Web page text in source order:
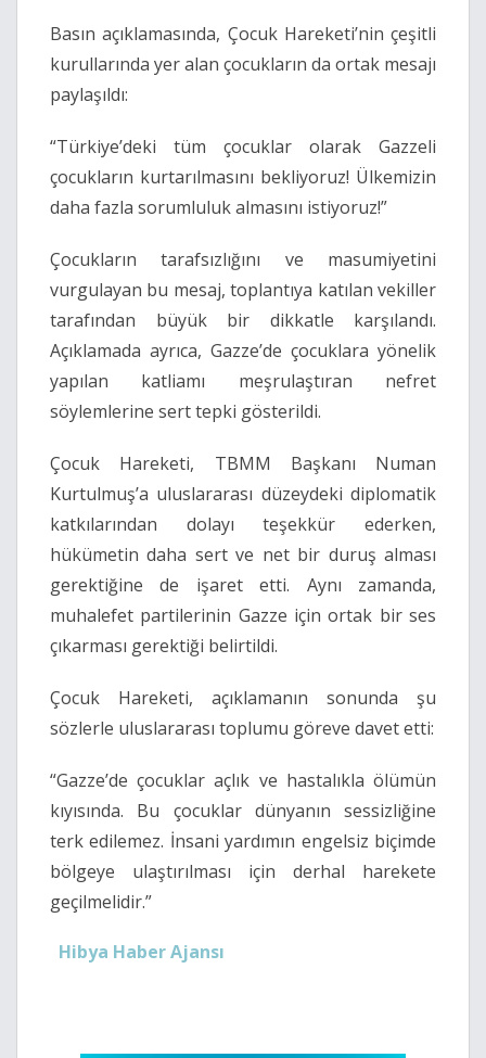
Basın açıklamasında, Çocuk Hareketi’nin çeşitli
kurullarında yer alan çocukların da ortak mesajı
paylaşıldı:
“Türkiye’deki tüm çocuklar olarak Gazzeli
çocukların kurtarılmasını bekliyoruz! Ülkemizin
daha fazla sorumluluk almasını istiyoruz!”
Çocukların tarafsızlığını ve masumiyetini
vurgulayan bu mesaj, toplantıya katılan vekiller
tarafından büyük bir dikkatle karşılandı.
Açıklamada ayrıca, Gazze’de çocuklara yönelik
yapılan katliamı meşrulaştıran nefret
söylemlerine sert tepki gösterildi.
Çocuk Hareketi, TBMM Başkanı Numan
Kurtulmuş’a uluslararası düzeydeki diplomatik
katkılarından dolayı teşekkür ederken,
hükümetin daha sert ve net bir duruş alması
gerektiğine de işaret etti. Aynı zamanda,
muhalefet partilerinin Gazze için ortak bir ses
çıkarması gerektiği belirtildi.
Çocuk Hareketi, açıklamanın sonunda şu
sözlerle uluslararası toplumu göreve davet etti:
“Gazze’de çocuklar açlık ve hastalıkla ölümün
kıyısında. Bu çocuklar dünyanın sessizliğine
terk edilemez. İnsani yardımın engelsiz biçimde
bölgeye ulaştırılması için derhal harekete
geçilmelidir.”
Hibya Haber Ajansı